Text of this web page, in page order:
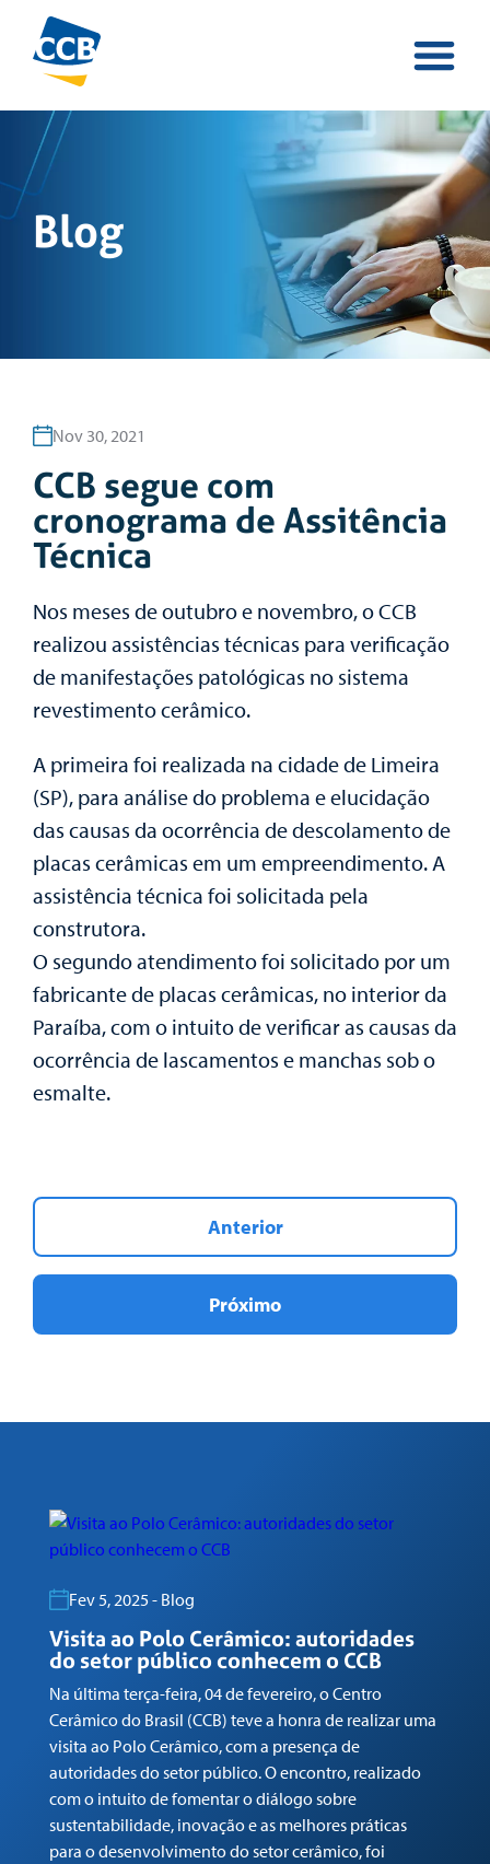
Blog
Nov 30, 2021
CCB segue com
cronograma de Assitência
Técnica
Nos meses de outubro e novembro, o CCB
realizou assistências técnicas para verificação
de manifestações patológicas no sistema
revestimento cerâmico.
A primeira foi realizada na cidade de Limeira
(SP), para análise do problema e elucidação
das causas da ocorrência de descolamento de
placas cerâmicas em um empreendimento. A
assistência técnica foi solicitada pela
construtora.
O segundo atendimento foi solicitado por um
fabricante de placas cerâmicas, no interior da
Paraíba, com o intuito de verificar as causas da
ocorrência de lascamentos e manchas sob o
esmalte.
Anterior
Próximo
Fev 5, 2025 - Blog
Visita ao Polo Cerâmico: autoridades
do setor público conhecem o CCB
Na última terça-feira, 04 de fevereiro, o Centro
Cerâmico do Brasil (CCB) teve a honra de realizar uma
visita ao Polo Cerâmico, com a presença de
autoridades do setor público. O encontro, realizado
com o intuito de fomentar o diálogo sobre
sustentabilidade, inovação e as melhores práticas
para o desenvolvimento do setor cerâmico, foi